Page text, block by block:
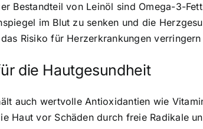
Bestandteil von Leinöl sind Omega-3-
im Blut zu senken und die
das Risiko für Herzerkrankungen
die Hautgesundheit
auch wertvolle Antioxidantien wie
Haut vor Schäden durch freie Radikale